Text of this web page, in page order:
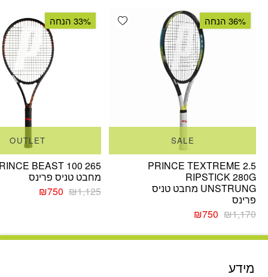
Add wishlist 36% הנחה
SALE
PRINCE TEXTREME 2.5
RIPSTICK 280G
UNSTRUNG מחבט טניס
פרינס
₪1,170
המחיר
היה:
₪750 המחיר
הוא:
33% הנחה
OUTLET
BEAST 100 265
מחבט טניס פרינס
₪1,125
המחיר
₪750 המחיר
מידע